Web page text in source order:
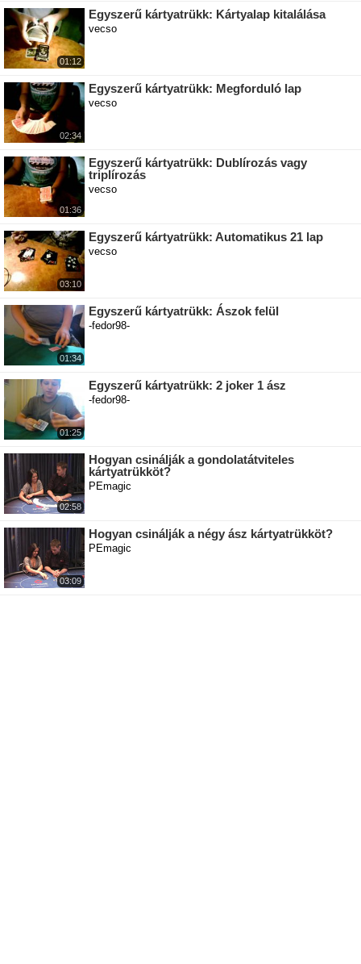
01:12
Egyszerű kártyatrükk: Kártyalap kitalálása
vecso
02:34
Egyszerű kártyatrükk: Megforduló lap
vecso
01:36
Egyszerű kártyatrükk: Dublírozás vagy
triplírozás
vecso
03:10
Egyszerű kártyatrükk: Automatikus 21 lap
vecso
01:34
Egyszerű kártyatrükk: Ászok felül
-fedor98-
01:25
Egyszerű kártyatrükk: 2 joker 1 ász
-fedor98-
02:58
Hogyan csinálják a gondolatátviteles
kártyatrükköt?
PEmagic
03:09
Hogyan csinálják a négy ász kártyatrükköt?
PEmagic